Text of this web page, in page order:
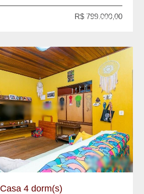
R$ 799.000,00
VENDA
Casa 4 dorm(s)